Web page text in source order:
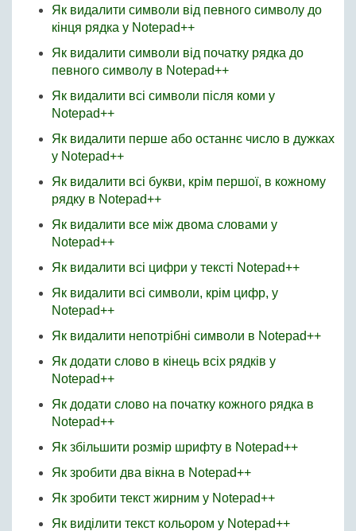
Як видалити символи від певного символу до
кінця рядка у Notepad++
Як видалити символи від початку рядка до
певного символу в Notepad++
Як видалити всі символи після коми у
Notepad++
Як видалити перше або останнє число в дужках
у Notepad++
Як видалити всі букви, крім першої, в кожному
рядку в Notepad++
Як видалити все між двома словами у
Notepad++
Як видалити всі цифри у тексті Notepad++
Як видалити всі символи, крім цифр, у
Notepad++
Як видалити непотрібні символи в Notepad++
Як додати слово в кінець всіх рядків у
Notepad++
Як додати слово на початку кожного рядка в
Notepad++
Як збільшити розмір шрифту в Notepad++
Як зробити два вікна в Notepad++
Як зробити текст жирним у Notepad++
Як виділити текст кольором у Notepad++